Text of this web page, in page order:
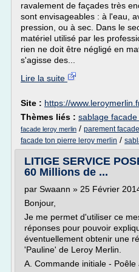
ravalement de façades très
sont envisageables : à l'eau,
pression, ou à sec. Dans le
matériel utilisé par les
rien ne doit être négligé en
s'agisse des...
Lire la suite
Site : https://
Thèmes liés : sablage
facade leroy merlin / parement
facade ton pierre leroy merlin /
LITIGE SERVICE
60 Millions de ...
par Swaann » 25 Février
Bonjour,
Je me permet d'utiliser ce
réponses pour pouvoir
éventuellement obtenir une
'Pauline' de Leroy Merlin.
A. Commande initiale - Poêle